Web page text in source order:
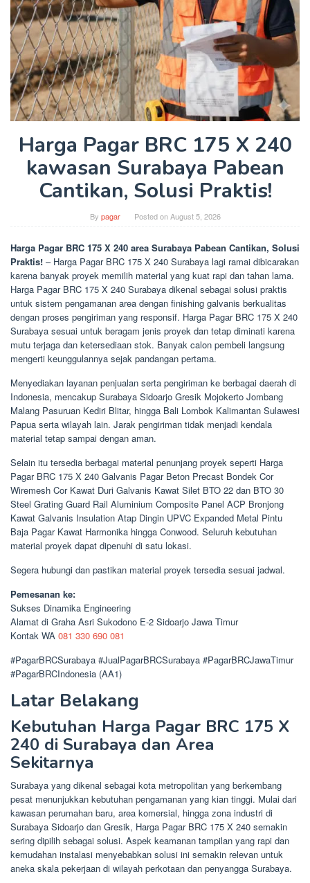
Harga Pagar BRC 175 X 240
kawasan Surabaya Pabean
Cantikan, Solusi Praktis!
By pagar Posted onAugust 5, 2026
Harga Pagar BRC 175 X 240 area Surabaya Pabean Cantikan, Solusi
Praktis! – Harga Pagar BRC 175 X 240 Surabaya lagi ramai dibicarakan
karena banyak proyek memilih material yang kuat rapi dan tahan lama.
Harga Pagar BRC 175 X 240 Surabaya dikenal sebagai solusi praktis
untuk sistem pengamanan area dengan finishing galvanis berkualitas
dengan proses pengiriman yang responsif. Harga Pagar BRC 175 X 240
Surabaya sesuai untuk beragam jenis proyek dan tetap diminati karena
mutu terjaga dan ketersediaan stok. Banyak calon pembeli langsung
mengerti keunggulannya sejak pandangan pertama.
Menyediakan layanan penjualan serta pengiriman ke berbagai daerah di
Indonesia, mencakup Surabaya Sidoarjo Gresik Mojokerto Jombang
Malang Pasuruan Kediri Blitar, hingga Bali Lombok Kalimantan Sulawesi
Papua serta wilayah lain. Jarak pengiriman tidak menjadi kendala
material tetap sampai dengan aman.
Selain itu tersedia berbagai material penunjang proyek seperti Harga
Pagar BRC 175 X 240 Galvanis Pagar Beton Precast Bondek Cor
Wiremesh Cor Kawat Duri Galvanis Kawat Silet BTO 22 dan BTO 30
Steel Grating Guard Rail Aluminium Composite Panel ACP Bronjong
Kawat Galvanis Insulation Atap Dingin UPVC Expanded Metal Pintu
Baja Pagar Kawat Harmonika hingga Conwood. Seluruh kebutuhan
material proyek dapat dipenuhi di satu lokasi.
Segera hubungi dan pastikan material proyek tersedia sesuai jadwal.
Pemesanan ke:
Sukses Dinamika Engineering
Alamat di Graha Asri Sukodono E-2 Sidoarjo Jawa Timur
Kontak WA 081 330 690 081
#PagarBRCSurabaya #JualPagarBRCSurabaya #PagarBRCJawaTimur
#PagarBRCIndonesia (AA1)
Latar Belakang
Kebutuhan Harga Pagar BRC 175 X
240 di Surabaya dan Area
Sekitarnya
Surabaya yang dikenal sebagai kota metropolitan yang berkembang
pesat menunjukkan kebutuhan pengamanan yang kian tinggi. Mulai dari
kawasan perumahan baru, area komersial, hingga zona industri di
Surabaya Sidoarjo dan Gresik, Harga Pagar BRC 175 X 240 semakin
sering dipilih sebagai solusi. Aspek keamanan tampilan yang rapi dan
kemudahan instalasi menyebabkan solusi ini semakin relevan untuk
aneka skala pekerjaan di wilayah perkotaan dan penyangga Surabaya.